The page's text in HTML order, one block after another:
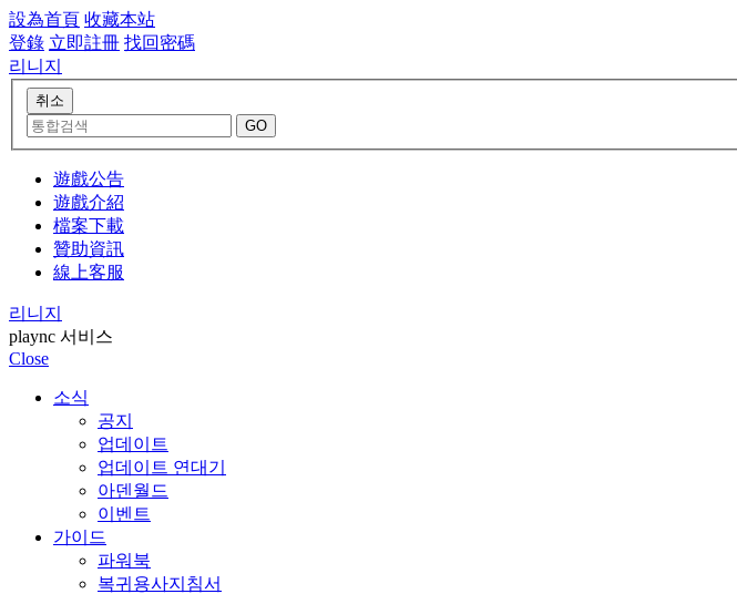
設為首頁 收藏本站
登錄 立即註冊 找回密碼
리니지
遊戲公告
遊戲介紹
檔案下載
贊助資訊
線上客服
리니지
plaync 서비스
Close
소식
공지
업데이트
업데이트 연대기
아덴월드
이벤트
가이드
파워북
복귀용사지침서